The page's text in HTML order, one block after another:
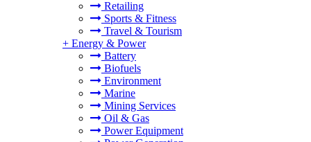
Retailing
Sports & Fitness
Travel & Tourism
+ Energy & Power
Battery
Biofuels
Environment
Marine
Mining Services
Oil & Gas
Power Equipment